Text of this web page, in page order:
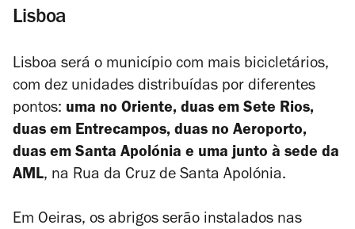
Lisboa
Lisboa será o município com mais bicicletários,
com dez unidades distribuídas por diferentes
pontos: uma no Oriente, duas em Sete Rios,
duas em Entrecampos, duas no Aeroporto,
duas em Santa Apolónia e uma junto à sede da
AML, na Rua da Cruz de Santa Apolónia.
Em Oeiras, os abrigos serão instalados nas